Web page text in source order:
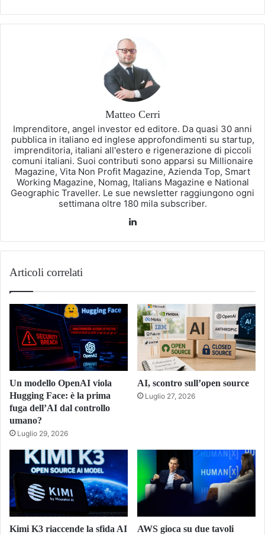
Matteo Cerri
Imprenditore, angel investor ed editore. Da quasi 30 anni
pubblica in italiano ed inglese approfondimenti su startup,
imprenditoria, italiani all'estero e rigenerazione di piccoli
comuni italiani. Suoi contributi sono apparsi su Millionaire
Magazine, Vita Non Profit Magazine, Azienda Top, Smart
Working Magazine, Nomag, Italians Magazine e National
Geographic Traveller. Le sue newsletter raggiungono ogni
settimana oltre 180 mila subscriber.
Articoli correlati
Un modello OpenAI viola
Hugging Face: è la prima
fuga dell’AI dal controllo
umano?
Luglio 29, 2026
AI, scontro sull’open source
Luglio 27, 2026
Kimi K3 riaccende la sfida AI AWS gioca su due tavoli